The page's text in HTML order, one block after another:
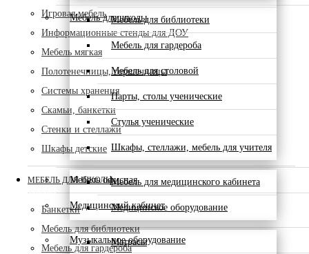
Мебель для школыМебель для библиотеки
Мебель для гардероба
Мебель для столовой
Парты, столы ученические
Стулья ученические
Шкафы, стеллажи, мебель для учителя
Мебель офисная
Медицинский кабинет
Мебель для медицинского кабинета
Медицинское оборудование
Музыкальное оборудование
Матрасы
Игровая мебель
Информационные стенды для ДОУ
Мебель мягкая
Полотенечницы, горшечницы
Системы хранения
Скамьи, банкетки
Стенки и стеллажи
Шкафы детские
МЕБЕЛЬ ДЛЯ ШКОЛЫ
Банкетки
Мебель для библиотеки
Мебель для гардероба